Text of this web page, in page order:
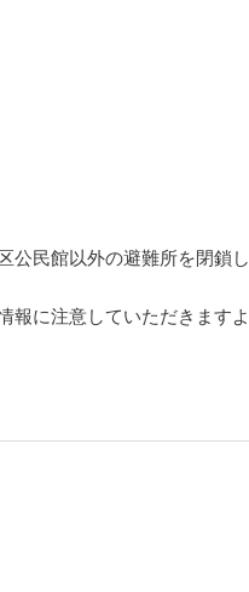
公民館以外の避難所を閉鎖し
報に注意していただきますよ